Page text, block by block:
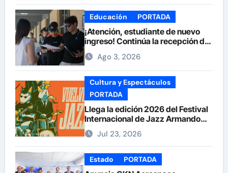
Educación PORTADA
¡Atención, estudiante de nuevo
ingreso! Continúa la recepción de
documentos en la UACH.
Ago 3, 2026
Cultura y Espectáculos
PORTADA
Llega la edición 2026 del Festival
Internacional de Jazz Armando
Nuñez
Jul 23, 2026
Estado PORTADA